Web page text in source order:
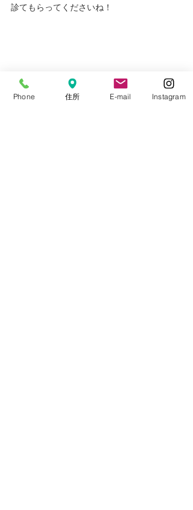
診てもらってくださいね！
#健診
#視能訓練士
Phone 住所 E-mail Instagram